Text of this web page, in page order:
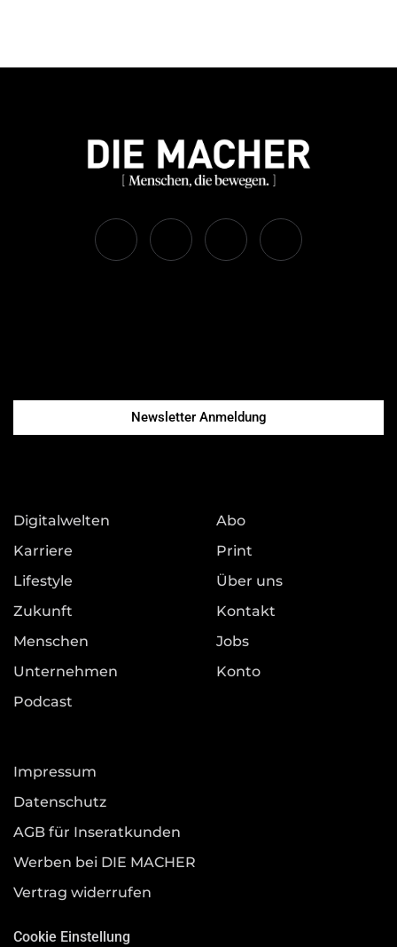
Newsletter Anmeldung
Digitalwelten
Karriere
Lifestyle
Zukunft
Menschen
Unternehmen
Podcast
Abo
Print
Über uns
Kontakt
Jobs
Konto
Impressum
Datenschutz
AGB für Inseratkunden
Werben bei DIE MACHER
Vertrag widerrufen
Cookie Einstellung